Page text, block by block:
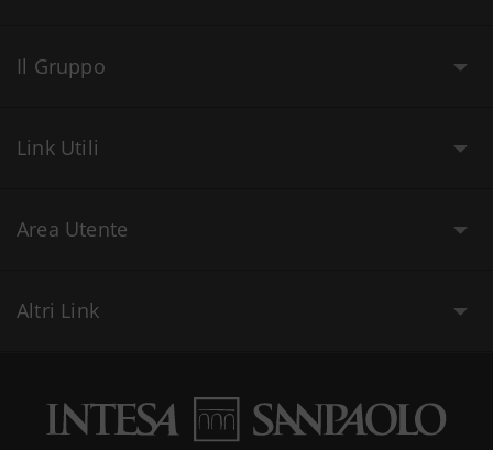
Il Gruppo
Link Utili
Area Utente
Altri Link